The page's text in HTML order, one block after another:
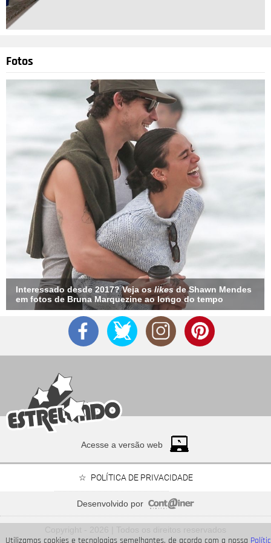
Utilizamos cookies e tecnologias semelhantes, de acordo com a nossa
Fotos
Interessado desde 2017? Veja oslikesde Shawn Mendes
em fotos de Bruna Marquezine ao longo do tempo
Acesse a versão web
POLÍTICA DE PRIVACIDADE
Desenvolvido por